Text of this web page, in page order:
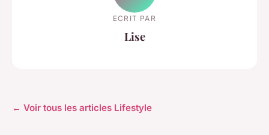
ECRIT PAR
Lise
← Voir tous les articles Lifestyle